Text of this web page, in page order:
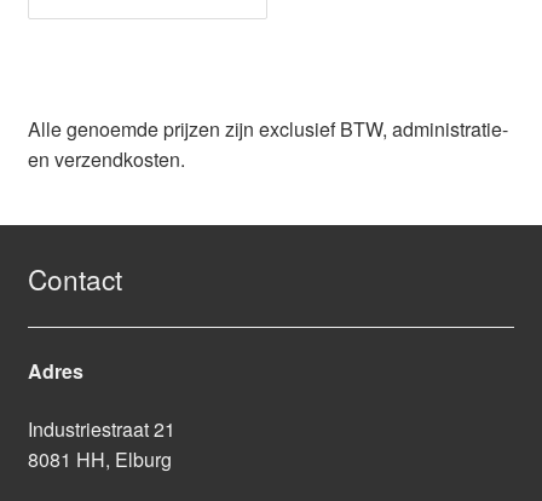
Alle genoemde prijzen zijn exclusief BTW, administratie-
en verzendkosten.
Contact
Adres
Industriestraat 21
8081 HH, Elburg